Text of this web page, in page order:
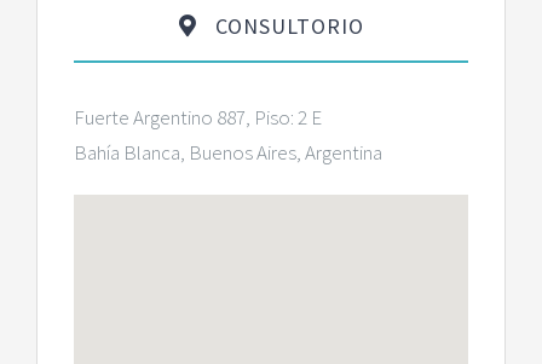
CONSULTORIO
Fuerte Argentino 887, Piso: 2 E
Bahía Blanca, Buenos Aires, Argentina